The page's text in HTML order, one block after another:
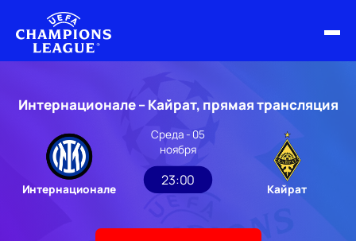
ОБЗОРЫ ЛЧ УЕФА
НОВОСТИ
РАСПИСАНИЕ
Интернационале – Кайрат, прямая трансляция
Интернационале
Среда - 05
ноября
23:00
Кайрат